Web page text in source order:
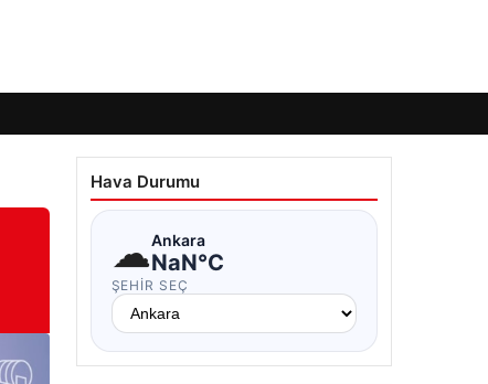
Hava Durumu
☁Ankara
NaN°C
ŞEHIR SEÇ